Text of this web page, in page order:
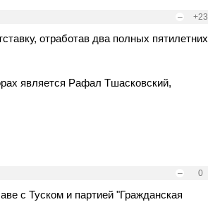
– +23
отработав два полных пятилетних
является Рафал Тшасковский,
– 0
с Туском и партией "Гражданская